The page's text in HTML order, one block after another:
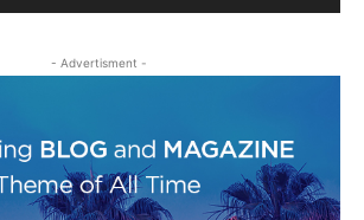
- Advertisment -